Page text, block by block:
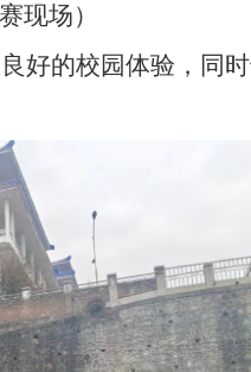
现场）
好的校园体验，同